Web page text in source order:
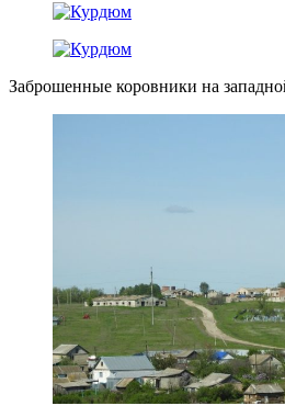
Заброшенные коровники на